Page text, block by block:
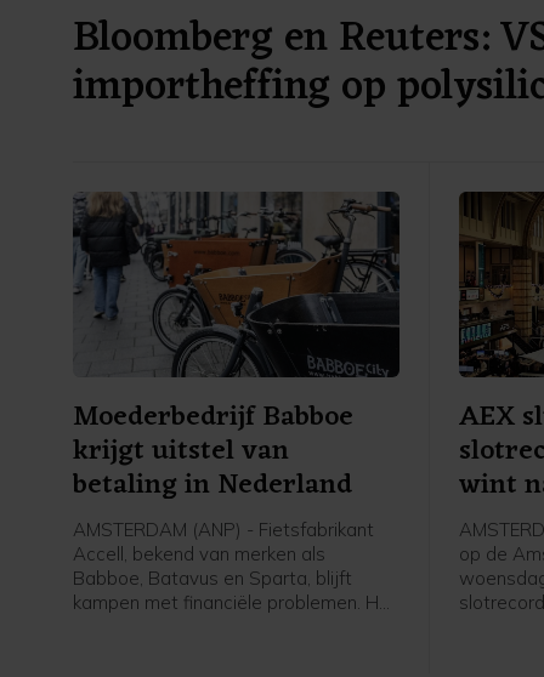
Bloomberg en Reuters:
importheffing op
Moederbedrijf Babboe
krijgt uitstel van
betaling in Nederland
AMSTERDAM (ANP) - Fietsfabrikant
Accell, bekend van merken als
Babboe, Batavus en Sparta, blijft
kampen met financiële problemen. Het
AEX
wint
op de